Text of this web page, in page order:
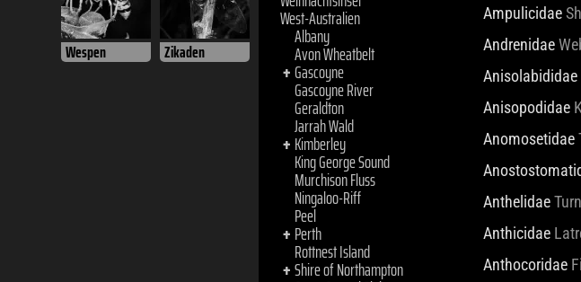
Wespen Zikaden
+Kimberley
King George Sound
Murchison Fluss
Ningaloo-Riff
Peel
Perth
Rottnest Island
+ Shire of Northampton
Swan Coastal Plain
Westonia
Länder
A B C
G
H I J K L
Ampulicidae
Andrenidae
Anisolabididae
Anisopodidae
Anomosetidae
Anthelidae
Anthicidae
Anthocoridae